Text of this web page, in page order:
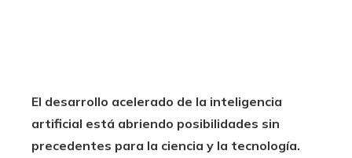
El desarrollo acelerado de la inteligencia
artificial está abriendo posibilidades sin
precedentes para la ciencia y la tecnología.